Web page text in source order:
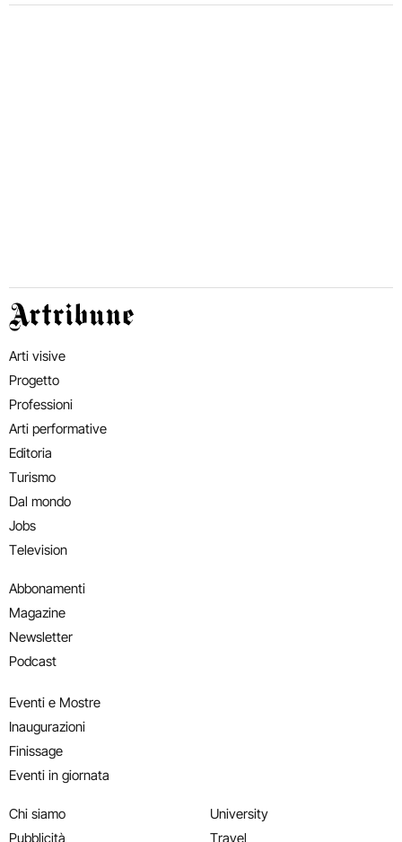
Artribune
Arti visive
Progetto
Professioni
Arti performative
Editoria
Turismo
Dal mondo
Jobs
Television
Abbonamenti
Magazine
Newsletter
Podcast
Eventi e Mostre
Inaugurazioni
Finissage
Eventi in giornata
Chi siamo
Pubblicità
University
Travel